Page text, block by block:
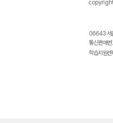
06643 서
통신판매
학습지원